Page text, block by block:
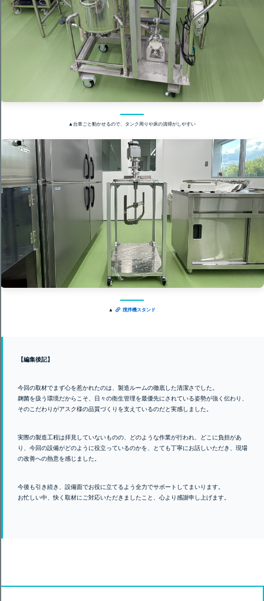
▲台車ごと動かせるので、タンク周りや床の清掃がしやすい
▲ 撹拌機スタンド
【編集後記】
今回の取材でまず心を惹かれたのは、製造ルームの徹底した清潔さでした。
麹菌を扱う環境だからこそ、日々の衛生管理を最優先にされている姿勢が強く伝わり、
そのこだわりがアスク様の品質づくりを支えているのだと実感しました。
実際の製造工程は拝見していないものの、どのような作業が行われ、どこに負担があ
り、今回の設備がどのように役立っているのかを、とても丁寧にお話しいただき、現場
の改善への熱意を感じました。
今後も引き続き、設備面でお役に立てるよう全力でサポートしてまいります。
お忙しい中、快く取材にご対応いただきましたこと、心より感謝申し上げます。